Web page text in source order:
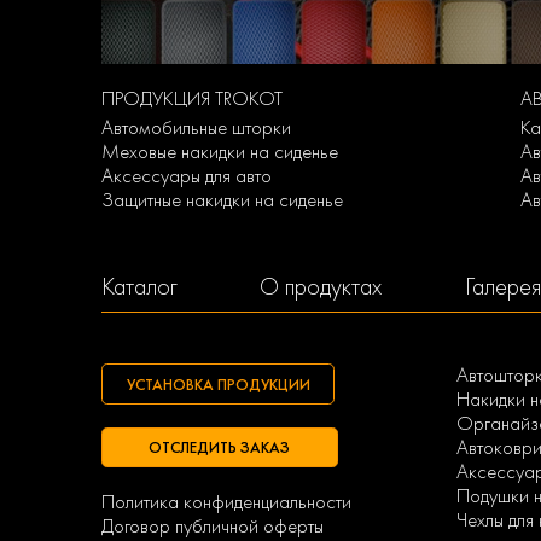
ПРОДУКЦИЯ TROKOT
Автомобильные шторки
Меховые накидки на сиденье
Аксессуары для авто
Защитные накидки на сиденье
Каталог О продуктах Галерея
УСТАНОВКА ПРОДУКЦИИ
ОТСЛЕДИТЬ ЗАКАЗ
Политика конфиденциальности
Договор публичной оферты
Накидки
Подушки
Чехлы для